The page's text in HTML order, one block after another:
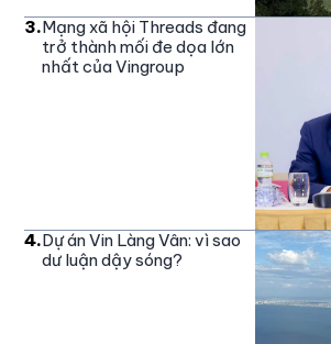
3.Mạng xã hội Threads đang
trở thành mối đe dọa lớn
nhất của Vingroup
4.Dự án Vin Làng Vân: vì sao
dư luận dậy sóng?